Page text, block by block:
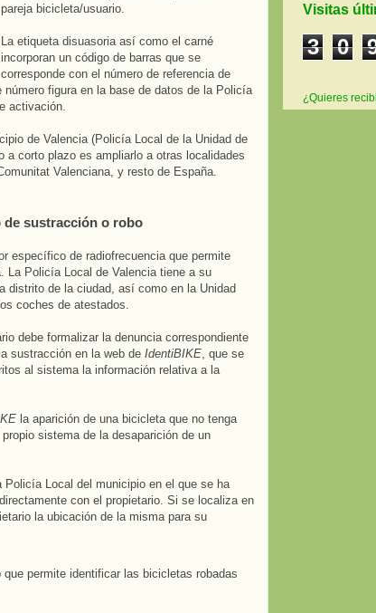
pareja bicicleta/usuario.
La etiqueta disuasoria así como el carné
incorporan un código de barras que se
corresponde con el número de referencia de
figura en la base de datos de la Policía
activación.
de Valencia (Policía Local de la Unidad de
a corto plazo es ampliarlo a otras localidades
Valenciana, y resto de España.
de sustracción o robo
específico de radiofrecuencia que permite
La Policía Local de Valencia tiene a su
distrito de la ciudad, así como en la Unidad
coches de atestados.
debe formalizar la denuncia correspondiente
sustracción en la web de IdentiBIKE , que se
al sistema la información relativa a la
la aparición de una bicicleta que no tenga
sistema de la desaparición de un
Local del municipio en el que se ha
con el propietario. Si se localiza en
la ubicación de la misma para su
Visitas
3 0
¿Quieres